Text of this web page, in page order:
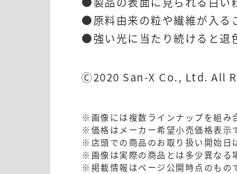
●原料由来の粒や繊維が入る
●強い光に当たり続けると退
Ⓒ2020 San-X Co., Ltd. All
※画像には複数ラインナップを組み
※価格はメーカー希望小売価格表示
※店頭での商品のお取り扱い開始日
※画像は実際の商品とは多少異なる
※掲載情報はページ公開時点のもの